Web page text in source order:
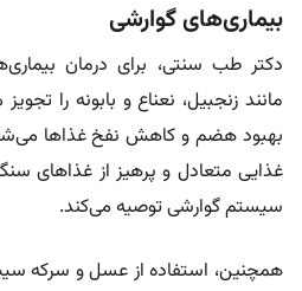
بیماری‌های گوارشی
دکتر طب سنتی، برای درمان
مانند زنجبیل، نعناع و بابونه را
بهبود هضم و کاهش نفخ غذاها
غذایی متعادل و پرهیز از غذاهای
سیستم گوارشی توصیه می‌کند.
همچنین، استفاده از عسل و سرکه